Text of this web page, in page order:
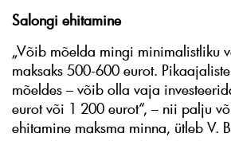
Salongi ehitamine
„Võib mõelda mingi minimalistliku
maksaks 500-600 eurot.
mõeldes – võib olla vaja
eurot või 1 200 eurot“, – nii palju
ehitamine maksma minna, ütleb V.